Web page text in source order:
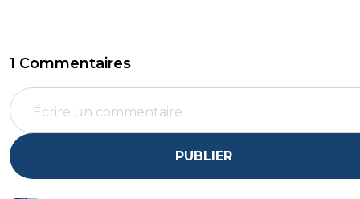
1 Commentaires
PUBLIER